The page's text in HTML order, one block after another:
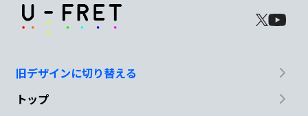
旧デザインに切り替える
トップ